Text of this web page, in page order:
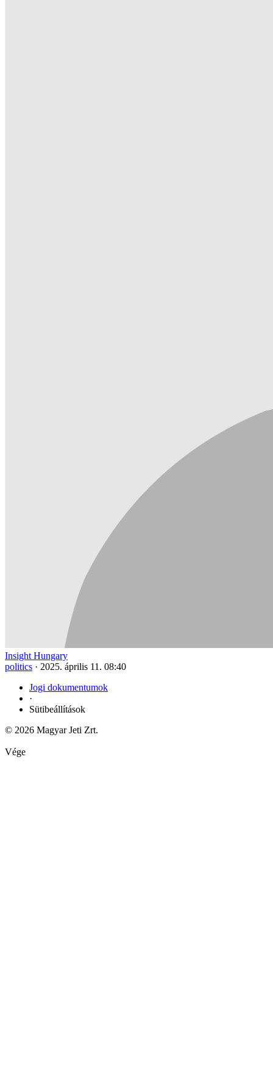
Insight Hungary
politics · 2025. április 11. 08:40
Jogi dokumentumok
·
Sütibeállítások
© 2026 Magyar Jeti Zrt.
Vége